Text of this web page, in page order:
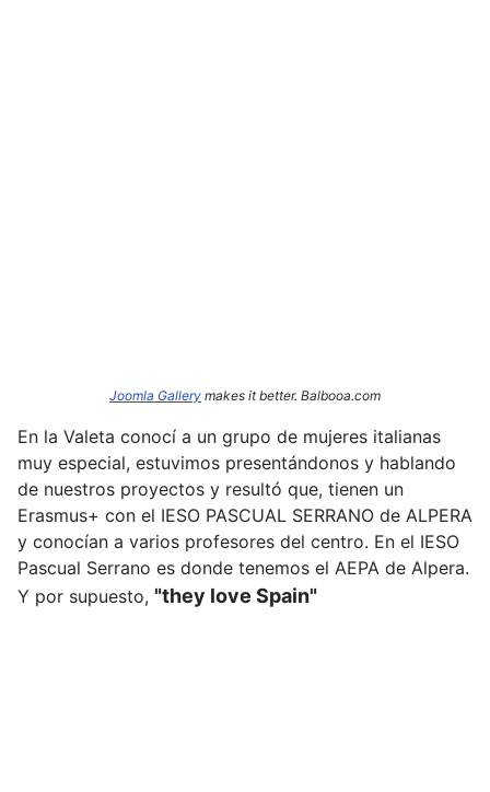
Joomla Gallery makes it better. Balbooa.com
En la Valeta conocí a un grupo de mujeres italianas
muy especial, estuvimos presentándonos y hablando
de nuestros proyectos y resultó que, tienen un
Erasmus+ con el IESO PASCUAL SERRANO de ALPERA
y conocían a varios profesores del centro. En el IESO
Pascual Serrano es donde tenemos el AEPA de Alpera.
Y por supuesto, "they love Spain"